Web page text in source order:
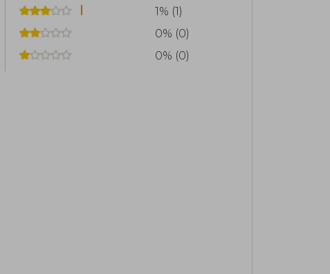
1% (1)
0% (0)
0% (0)